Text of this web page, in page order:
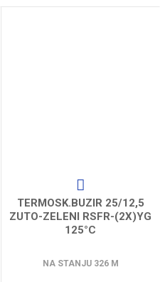
TERMOSK.BUZIR 25/12,5
ZUTO-ZELENI RSFR-(2X)YG
125°C
NA STANJU 326 M